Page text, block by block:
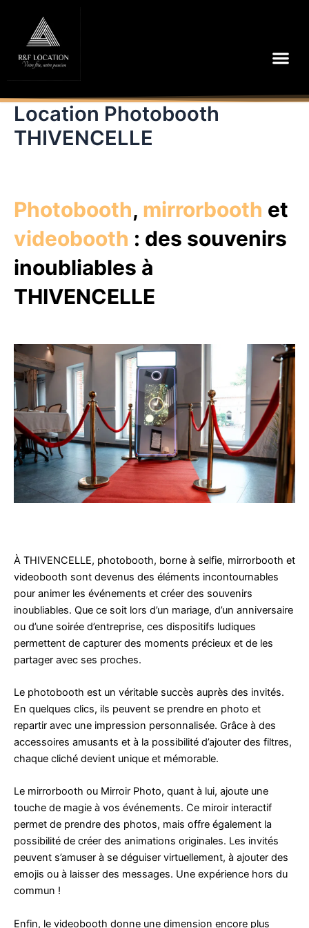
contenu
Location Photobooth
THIVENCELLE
Photobooth, mirrorbooth et
videobooth : des souvenirs
inoubliables à
THIVENCELLE
À THIVENCELLE, photobooth, borne à selfie, mirrorbooth et
videobooth sont devenus des éléments incontournables
pour animer les événements et créer des souvenirs
inoubliables. Que ce soit lors d’un mariage, d’un anniversaire
ou d’une soirée d’entreprise, ces dispositifs ludiques
permettent de capturer des moments précieux et de les
partager avec ses proches.
Le photobooth est un véritable succès auprès des invités.
En quelques clics, ils peuvent se prendre en photo et
repartir avec une impression personnalisée. Grâce à des
accessoires amusants et à la possibilité d’ajouter des filtres,
chaque cliché devient unique et mémorable.
Le mirrorbooth ou Mirroir Photo, quant à lui, ajoute une
touche de magie à vos événements. Ce miroir interactif
permet de prendre des photos, mais offre également la
possibilité de créer des animations originales. Les invités
peuvent s’amuser à se déguiser virtuellement, à ajouter des
emojis ou à laisser des messages. Une expérience hors du
commun !
Enfin, le videobooth donne une dimension encore plus